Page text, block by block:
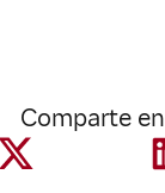
Comparte en